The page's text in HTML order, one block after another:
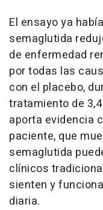
El ensayo ya
semaglutida
de enfermedad
por todas las
con el placebo,
tratamiento de
aporta evidencia
paciente, que
semaglutida
clínicos
sienten y
diaria.